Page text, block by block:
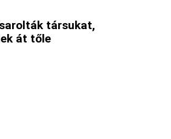
társukat,
át tőle